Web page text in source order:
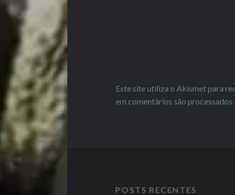
Este site utiliza o Akismet para
em comentários são processados.
POSTS RECENTES